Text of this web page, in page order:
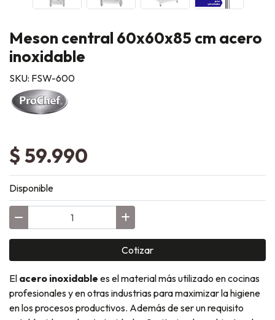
Meson central 60x60x85 cm acero
inoxidable
SKU: FSW-600
$ 59.990
Disponible
Cotizar
El acero inoxidable es el material más utilizado en cocinas
profesionales y en otras industrias para maximizar la higiene
en los procesos productivos. Además de ser un requisito